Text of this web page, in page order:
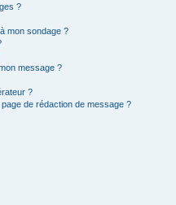
?
mon sondage ?
message ?
?
de rédaction de message ?